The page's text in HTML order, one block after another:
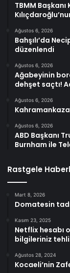
TBMM
Ağustos 6, 2026
Bahşılı’da
düzenlendi
Ağustos 6, 2026
Ağabeyinin
dehşet saçtı!
Ağustos 6, 2026
Ağustos 6, 2026
ABD Başkanı
Burnham ile
Rastgele
Mart 8, 2026
Domatesin
Kasım 23, 2025
Netflix hesabı
bilgileriniz
Ağustos 28, 2024
Kocaeli’nin